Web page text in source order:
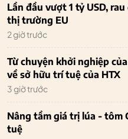
Lần đầu vượt 1 tỷ USD,
thị trường EU
2 giờ trước
Từ chuyện khởi nghiệp
về sở hữu trí tuệ của HTX
3 giờ trước
Nâng tầm giá trị lúa - tôm
tuệ